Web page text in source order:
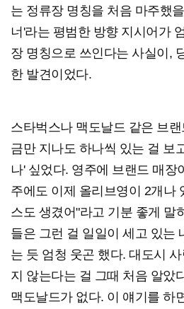
는 정류장 명칭을 처음 마주했
너'라는 평범한 방향 지시어가
장 명칭으로 쓰인다는 사실이,
한 발견이었다.
스타벅스나 맥도날드 같은 브
금만 지나도 하나씩 있는 걸 보
나' 싶었다. 영주에 브랜드 매장
주에도 이제 올리브영이 2개나
스도 생겼어"라고 기분 좋게 말
들은 그런 걸 일일이 세고 있는
는 듯 엄청 웃곤 했다. 대도시
지 않는다는 걸 그때 처음 알았
맥도날드가 없다. 이 얘기를 하